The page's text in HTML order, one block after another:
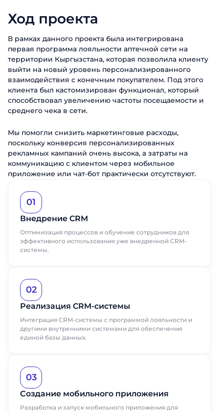
Ход проекта
В рамках данного проекта была интегрирована
первая программа лояльности аптечной сети на
территории Кыргызстана, которая позволила клиенту
выйти на новый уровень персонализированного
взаимодействия с конечным покупателем. Под этого
клиента был кастомизирован функционал, который
способствовал увеличению частоты посещаемости и
среднего чека в сети.
Мы помогли снизить маркетинговые расходы,
поскольку конверсия персонализированных
рекламных кампаний очень высока, а затраты на
коммуникацию с клиентом через мобильное
приложение или чат-бот практически отсутствуют.
01
Внедрение CRM
Оптимизация процессов и обучение сотрудников для
эффективного использования уже внедренной CRM-
системы.
02
Реализация CRM-системы
Интеграция CRM-системы с программой лояльности и
другими внутренними системами для обеспечения
единой базы данных.
03
Создание мобильного приложения
Разработка и запуск мобильного приложения для